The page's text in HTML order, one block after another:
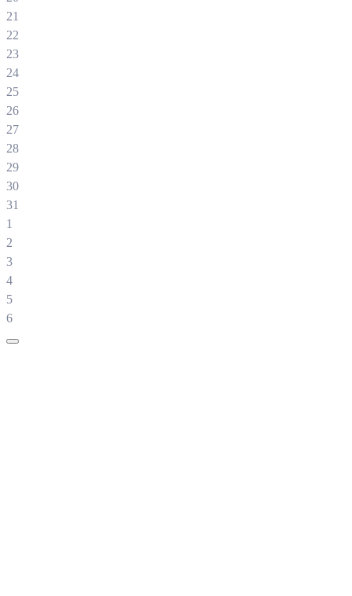
21
22
23
24
25
26
27
28
29
30
31
1
2
3
4
5
6